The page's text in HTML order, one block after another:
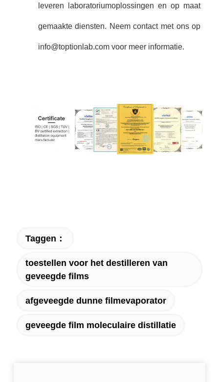
leveren laboratoriumoplossingen en op maat
gemaakte diensten. Neem contact met ons op
info@toptionlab.com voor meer informatie.
Taggen：
toestellen voor het destilleren van
geveegde films
afgeveegde dunne filmevaporator
geveegde film moleculaire distillatie